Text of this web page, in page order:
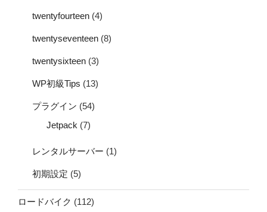
twentyfourteen (4)
twentyseventeen (8)
twentysixteen (3)
WP初級Tips (13)
プラグイン (54)
Jetpack (7)
レンタルサーバー (1)
初期設定 (5)
ロードバイク (112)